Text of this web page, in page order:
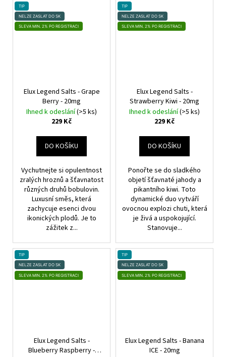
TIP
NELZE ZASLAT DO SK
SLEVA MIN. 2% PO REGISTRACI
Elux Legend Salts - Grape
Berry - 20mg
Ihned k odeslání(>5 ks)
229 Kč
DO KOŠÍKU
Vychutnejte si opulentnost
zralých hroznů a šťavnatost
různých druhů bobulovin.
Luxusní směs, která
zachycuje esenci dvou
ikonických plodů. Je to
zážitek z...
TIP
NELZE ZASLAT DO SK
SLEVA MIN. 2% PO REGISTRACI
Elux Legend Salts -
Strawberry Kiwi - 20mg
Ihned k odeslání(>5 ks)
229 Kč
DO KOŠÍKU
Ponořte se do sladkého
objetí šťavnaté jahody a
pikantního kiwi. Toto
dynamické duo vytváří
ovocnou explozi chuti, která
je živá a uspokojující.
Stanovuje...
TIP
NELZE ZASLAT DO SK
SLEVA MIN. 2% PO REGISTRACI
Elux Legend Salts -
Blueberry Raspberry -
TIP
NELZE ZASLAT DO SK
SLEVA MIN. 2% PO REGISTRACI
Elux Legend Salts - Banana
ICE - 20mg